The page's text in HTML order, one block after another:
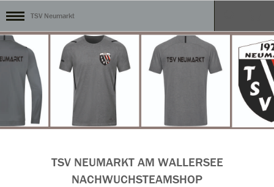
TSV Neumarkt
TSV NEUMARKT AM WALLERSEE
NACHWUCHSTEAMSHOP